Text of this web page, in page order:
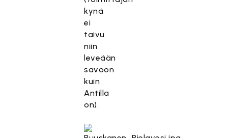
kynä
ei
taivu
niin
leveään
savoon
kuin
Antilla
on).